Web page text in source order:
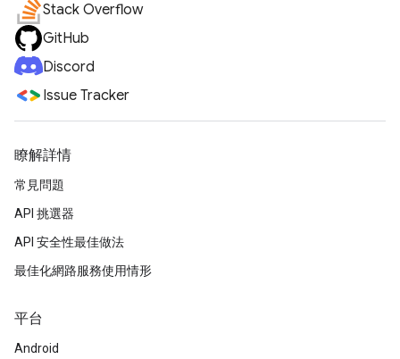
Stack Overflow
GitHub
Discord
Issue Tracker
瞭解詳情
常見問題
API 挑選器
API 安全性最佳做法
最佳化網路服務使用情形
平台
Android